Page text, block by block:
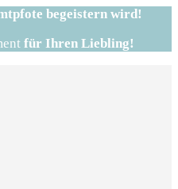
begeistern wird!
für Ihren Liebling!